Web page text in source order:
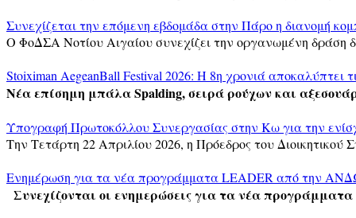
Συνεχίζεται την επόμενη εβδομάδα στην Πάρο η διανομή
Ο ΦοΔΣΑ Νοτίου Αιγαίου συνεχίζει την οργανωμένη δράση
Stoiximan AegeanBall Festival 2026: Η 8η χρονιά αποκαλύπτει
Νέα επίσημη μπάλα Spalding, σειρά ρούχων και
Υπογραφή Πρωτοκόλλου Συνεργασίας στην Κω για την
Την Τετάρτη 22 Απριλίου 2026, η Πρόεδρος του Διοικητικού
Ενημέρωση για τα νέα προγράμματα LEADER από την
Συνεχίζονται οι ενημερώσεις για τα νέα προγράμματα